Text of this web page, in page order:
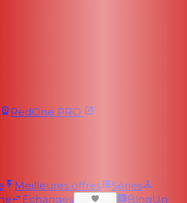
RedOne PRO
Meilleures offres
Séries
Échanges BlogUn